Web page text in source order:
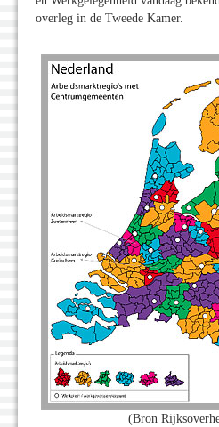
overleg in de Tweede Kamer.
(Bron